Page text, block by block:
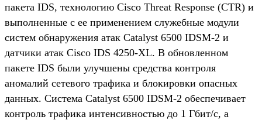
пакета IDS, технологию Cisco Threat Response (CTR) и
выполненные с ее применением служебные модули
систем обнаружения атак Catalyst 6500 IDSM-2 и
датчики атак Cisco IDS 4250-XL. В обновленном
пакете IDS были улучшены средства контроля
аномалий сетевого трафика и блокировки опасных
данных. Система Catalyst 6500 IDSM-2 обеспечивает
контроль трафика интенсивностью до 1 Гбит/с, а